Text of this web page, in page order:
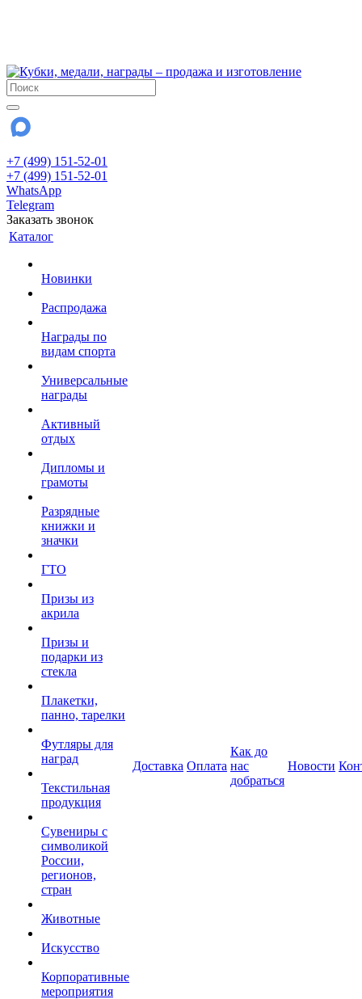
+7 (499) 151-52-01
+7 (499) 151-52-01
WhatsApp
Telegram
Заказать звонок
Каталог
Новинки
Распродажа
Награды по
видам спорта
Универсальные
награды
Активный
отдых
Дипломы и
грамоты
Разрядные
книжки и
значки
ГТО
Призы из
акрила
Призы и
подарки из
стекла
Плакетки,
панно, тарелки
Футляры для
наград
Текстильная
продукция
Сувениры с
символикой
России,
регионов,
стран
Животные
Искусство
Корпоративные
мероприятия
Доставка Оплата
Как до
нас
добраться
Новости